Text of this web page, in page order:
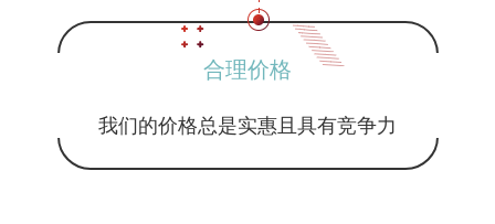
合理价格
我们的价格总是实惠且具有竞争力